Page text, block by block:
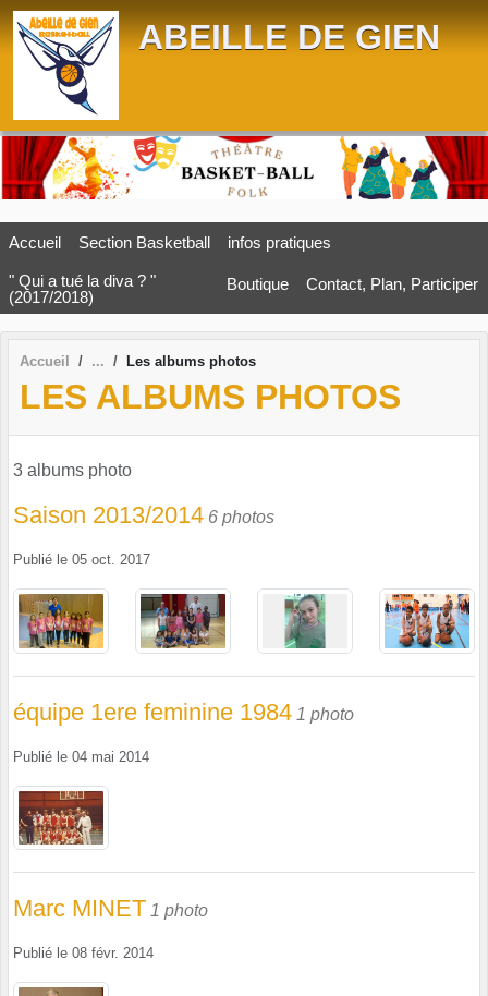
ABEILLE DE GIEN
Accueil Section Basketball infos pratiques
" Qui a tué la diva ? "
(2017/2018)
Boutique Contact, Plan, Participer
Accueil Les albums photos
LES ALBUMS PHOTOS
3 albums photo
Saison 2013/2014 6 photos
Publié le 05 oct. 2017
équipe 1ere feminine 1984 1 photo
Publié le 04 mai 2014
Marc MINET 1 photo
Publié le 08 févr. 2014
Panneau de gestion des cookies